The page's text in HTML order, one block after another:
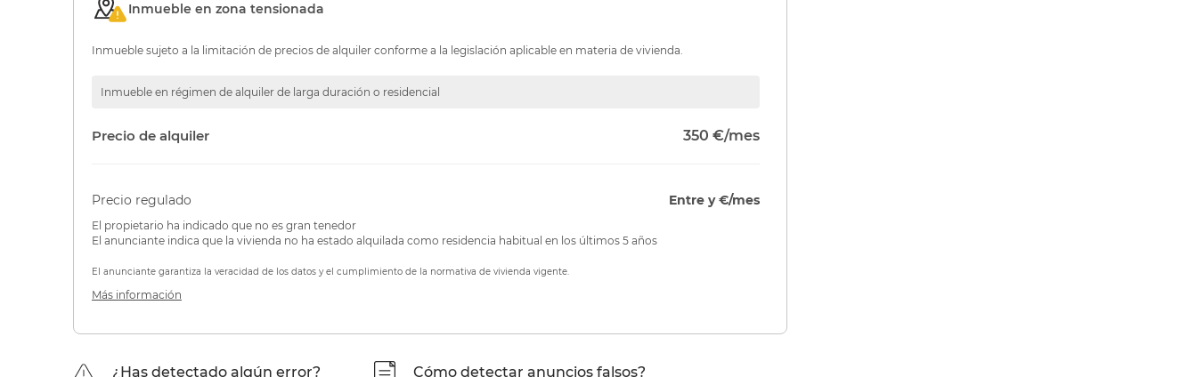
Inmueble en zona tensionada
Inmueble sujeto a la limitación de precios de alquiler conforme a la legislación aplicable en materia de vivienda.
Inmueble en régimen de alquiler de larga duración o residencial
Precio de alquiler 350 €/mes
Precio regulado Entre y €/mes
El propietario ha indicado que no es gran tenedor
El anunciante indica que la vivienda no ha estado alquilada como residencia habitual en los últimos 5 años
El anunciante garantiza la veracidad de los datos y el cumplimiento de la normativa de vivienda vigente.
Más información
¿Has detectado algún error? Cómo detectar anuncios falsos?